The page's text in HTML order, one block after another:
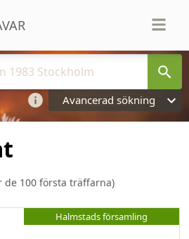
Avancerad sökning
de 100 första träffarna)
Halmstads församling